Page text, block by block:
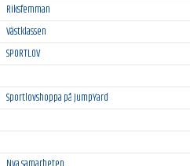
Riksfemman
Västklassen
SPORTLOV
Sportlovshoppa på JumpYard